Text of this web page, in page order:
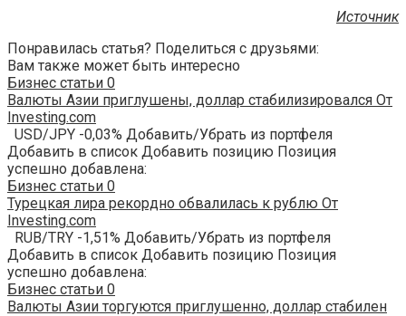
Источник
Понравилась статья? Поделиться с друзьями:
Вам также может быть интересно
Бизнес статьи 0
Валюты Азии приглушены, доллар стабилизировался От
Investing.com
USD/JPY -0,03% Добавить/Убрать из портфеля
Добавить в список Добавить позицию Позиция
успешно добавлена:
Бизнес статьи 0
Турецкая лира рекордно обвалилась к рублю От
Investing.com
RUB/TRY -1,51% Добавить/Убрать из портфеля
Добавить в список Добавить позицию Позиция
успешно добавлена:
Бизнес статьи 0
Валюты Азии торгуются приглушенно, доллар стабилен